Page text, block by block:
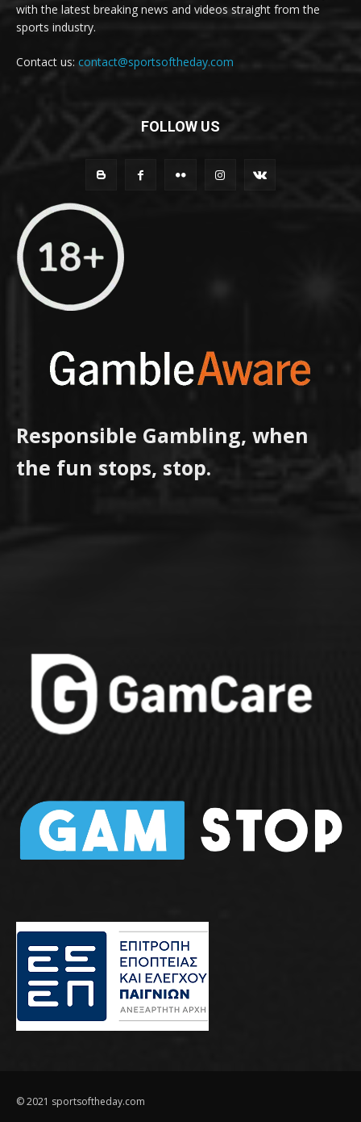
with the latest breaking news and videos straight from the
sports industry.
Contact us: contact@sportsoftheday.com
FOLLOW US
Responsible Gambling, when
the fun stops, stop.
© 2021 sportsoftheday.com